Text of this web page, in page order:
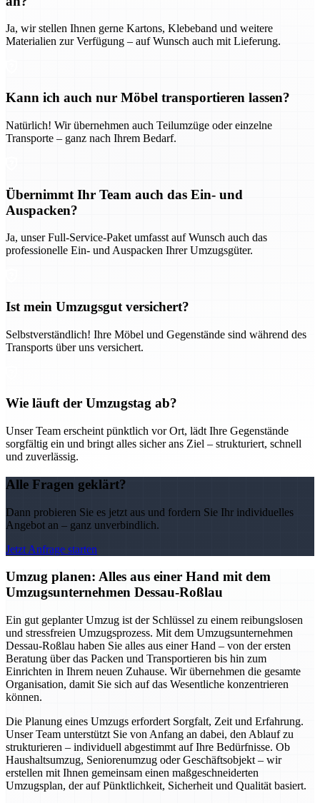
Ja, wir stellen Ihnen gerne Kartons, Klebeband und weitere
Materialien zur Verfügung – auf Wunsch auch mit Lieferung.
Kann ich auch nur Möbel transportieren lassen?
Natürlich! Wir übernehmen auch Teilumzüge oder einzelne
Transporte – ganz nach Ihrem Bedarf.
Übernimmt Ihr Team auch das Ein- und
Auspacken?
Ja, unser Full-Service-Paket umfasst auf Wunsch auch das
professionelle Ein- und Auspacken Ihrer Umzugsgüter.
Ist mein Umzugsgut versichert?
Selbstverständlich! Ihre Möbel und Gegenstände sind während des
Transports über uns versichert.
Wie läuft der Umzugstag ab?
Unser Team erscheint pünktlich vor Ort, lädt Ihre Gegenstände
sorgfältig ein und bringt alles sicher ans Ziel – strukturiert, schnell
und zuverlässig.
Alle Fragen geklärt?
Dann probieren Sie es jetzt aus und fordern Sie Ihr individuelles
Angebot an – ganz unverbindlich.
Jetzt Anfrage starten
Umzug planen: Alles aus einer Hand mit dem
Umzugsunternehmen Dessau-Roßlau
Ein gut geplanter Umzug ist der Schlüssel zu einem reibungslosen
und stressfreien Umzugsprozess. Mit dem Umzugsunternehmen
Dessau-Roßlau haben Sie alles aus einer Hand – von der ersten
Beratung über das Packen und Transportieren bis hin zum
Einrichten in Ihrem neuen Zuhause. Wir übernehmen die gesamte
Organisation, damit Sie sich auf das Wesentliche konzentrieren
können.
Die Planung eines Umzugs erfordert Sorgfalt, Zeit und Erfahrung.
Unser Team unterstützt Sie von Anfang an dabei, den Ablauf zu
strukturieren – individuell abgestimmt auf Ihre Bedürfnisse. Ob
Haushaltsumzug, Seniorenumzug oder Geschäftsobjekt – wir
erstellen mit Ihnen gemeinsam einen maßgeschneiderten
Umzugsplan, der auf Pünktlichkeit, Sicherheit und Qualität basiert.